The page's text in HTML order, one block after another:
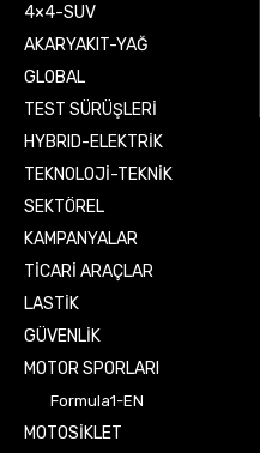
4×4-SUV
AKARYAKIT-YAĞ
GLOBAL
TEST SÜRÜŞLERİ
HYBRID-ELEKTRİK
TEKNOLOJİ-TEKNİK
SEKTÖREL
KAMPANYALAR
TİCARİ ARAÇLAR
LASTİK
GÜVENLİK
MOTOR SPORLARI
Formula1-EN
MOTOSİKLET